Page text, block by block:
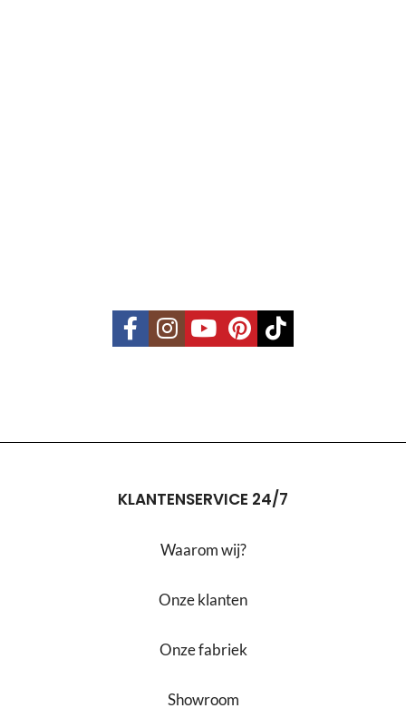
KLANTENSERVICE 24/7
Waarom wij?
Onze klanten
Onze fabriek
Showroom